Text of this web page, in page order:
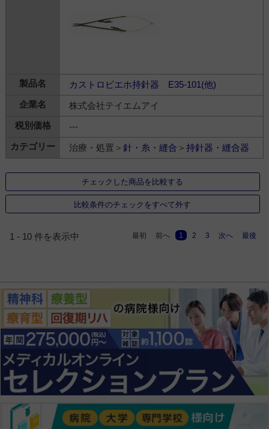
カストロビエホ持針器 E35-101(他)
株式会社テイエムアイ
---
治療・処置＞ 針・糸・縫合 ＞ 持針器・縫合器
チェックした商品を比較する
比較条件のチェックをすべて外す
1 - 10 件を表示中 最初 前へ 1 2 3 次へ 最後